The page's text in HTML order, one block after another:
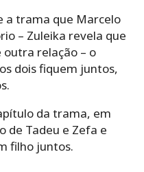
a trama que Marcelo
– Zuleika revela que
relação – o
dois fiquem juntos,
da trama, em
de Tadeu e Zefa e
filho juntos.